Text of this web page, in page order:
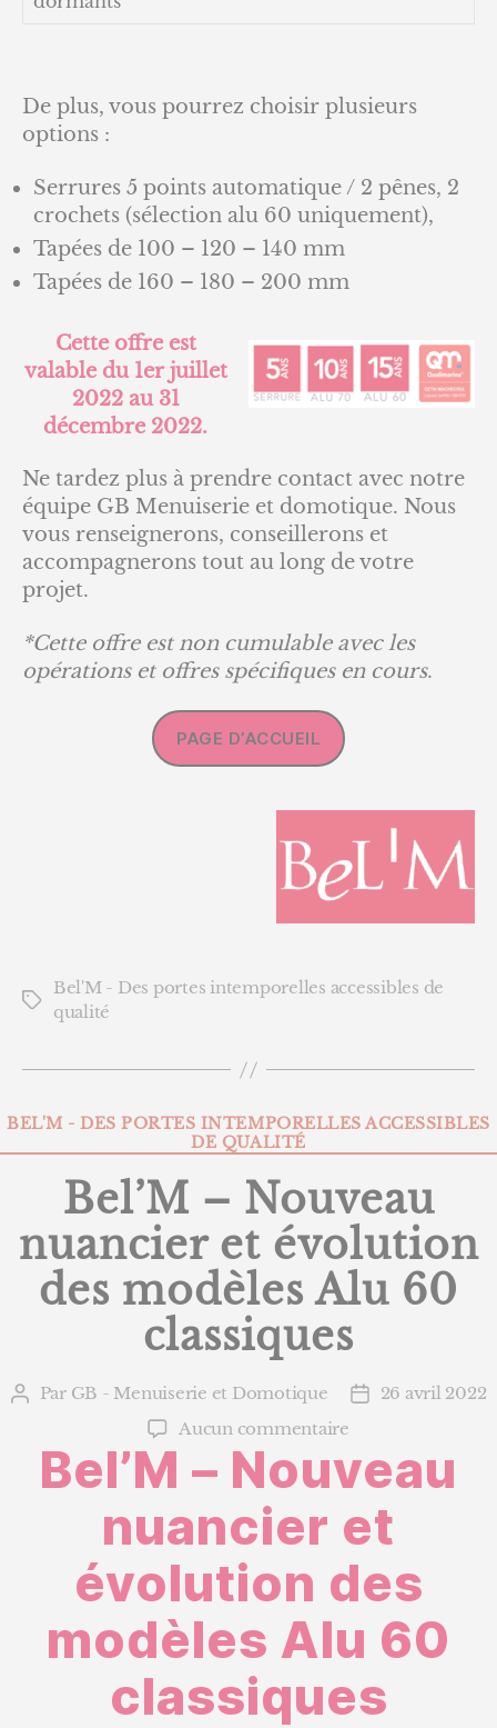
De plus, vous pourrez choisir plusieurs
options :
Serrures 5 points automatique / 2 pênes, 2
crochets (sélection alu 60 uniquement),
Tapées de 100 – 120 – 140 mm
Tapées de 160 – 180 – 200 mm
Cette offre est
valable du 1er juillet
2022 au 31
décembre 2022.
Ne tardez plus à prendre contact avec notre
équipe GB Menuiserie et domotique. Nous
vous renseignerons, conseillerons et
accompagnerons tout au long de votre
projet.
*Cette offre est non cumulable avec les
opérations et offres spécifiques en cours.
PAGE D’ACCUEIL
Étiquettes
Bel'M - Des portes intemporelles accessibles de
qualité
Catégories
BEL'M - DES PORTES INTEMPORELLES ACCESSIBLES
DE QUALITÉ
Bel’M – Nouveau
nuancier et évolution
des modèles Alu 60
classiques
Auteur
Par GB - Menuiserie et Domotique
Date26 avril 2022
Aucun commentairesur
–
nuancier
et
évolution
des
modèles
Alu
classiques
Bel’M – Nouveau
nuancier et
évolution des
modèles Alu 60
classiques